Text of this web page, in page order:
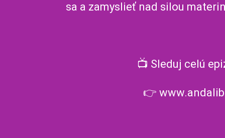
sa a zamyslieť nad silou
📺 Sleduj celú
👉